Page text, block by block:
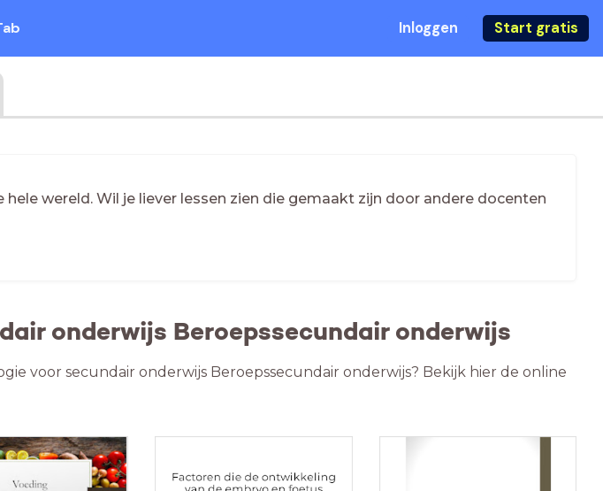
Inloggen Start gratis
wereld. Wil je liever lessen zien die gemaakt zijn door andere docenten
onderwijs Beroepssecundair onderwijs
voor secundair onderwijs Beroepssecundair onderwijs? Bekijk hier de online